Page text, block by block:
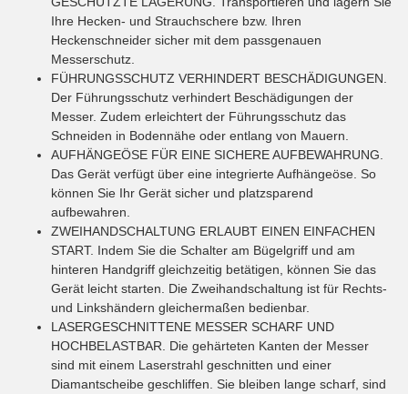
Ihre Hecken- und Strauchschere bzw. Ihren
Heckenschneider sicher mit dem passgenauen
Messerschutz.
FÜHRUNGSSCHUTZ VERHINDERT BESCHÄDIGUNGEN.
Der Führungsschutz verhindert Beschädigungen der
Messer. Zudem erleichtert der Führungsschutz das
Schneiden in Bodennähe oder entlang von Mauern.
AUFHÄNGEÖSE FÜR EINE SICHERE AUFBEWAHRUNG.
Das Gerät verfügt über eine integrierte Aufhängeöse. So
können Sie Ihr Gerät sicher und platzsparend
aufbewahren.
ZWEIHANDSCHALTUNG ERLAUBT EINEN EINFACHEN
START. Indem Sie die Schalter am Bügelgriff und am
hinteren Handgriff gleichzeitig betätigen, können Sie das
Gerät leicht starten. Die Zweihandschaltung ist für Rechts-
und Linkshändern gleichermaßen bedienbar.
LASERGESCHNITTENE MESSER SCHARF UND
HOCHBELASTBAR. Die gehärteten Kanten der Messer
sind mit einem Laserstrahl geschnitten und einer
Diamantscheibe geschliffen. Sie bleiben lange scharf, sind